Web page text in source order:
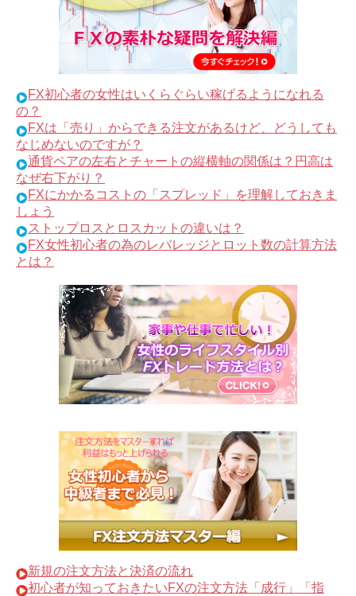
FX初心者の女性はいくらぐらい稼げるようになれる
の？
FXは「売り」からできる注文があるけど、どうしても
なじめないのですが？
通貨ペアの左右とチャートの縦横軸の関係は？円高は
なぜ右下がり？
FXにかかるコストの「スプレッド」を理解しておきま
しょう
ストップロスとロスカットの違いは？
FX女性初心者の為のレバレッジとロット数の計算方法
とは？
新規の注文方法と決済の流れ
初心者が知っておきたいFXの注文方法「成行」「指